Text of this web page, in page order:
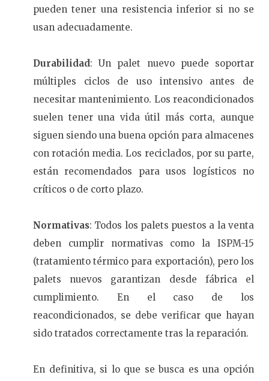
pueden tener una resistencia inferior si no se
usan adecuadamente.
Durabilidad: Un palet nuevo puede soportar
múltiples ciclos de uso intensivo antes de
necesitar mantenimiento. Los reacondicionados
suelen tener una vida útil más corta, aunque
siguen siendo una buena opción para almacenes
con rotación media. Los reciclados, por su parte,
están recomendados para usos logísticos no
críticos o de corto plazo.
Normativas: Todos los palets puestos a la venta
deben cumplir normativas como la ISPM-15
(tratamiento térmico para exportación), pero los
palets nuevos garantizan desde fábrica el
cumplimiento. En el caso de los
reacondicionados, se debe verificar que hayan
sido tratados correctamente tras la reparación.
En definitiva, si lo que se busca es una opción